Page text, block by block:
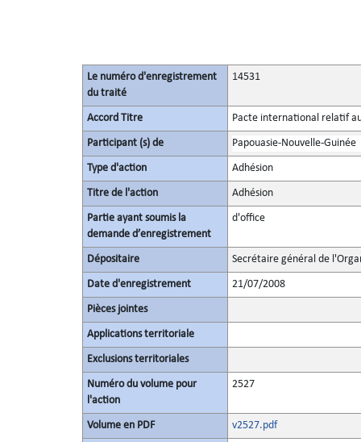
Le numéro d'enregistrement
du traité
14531
Accord Titre Pacte international relatif
Participant (s) de Papouasie-Nouvelle-Guinée
Type d'action Adhésion
Titre de l'action Adhésion
Partie ayant soumis la
demande d’enregistrement
d'office
Dépositaire Secrétaire général de
Date d'enregistrement 21/07/2008
Pièces jointes
Applications territoriale
Exclusions territoriales
Numéro du volume pour
l'action
2527
Volume en PDF v2527.pdf